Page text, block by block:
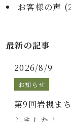
お客様の声 (
最新の記事
2026/8/9
お知らせ
第9回岩槻ま